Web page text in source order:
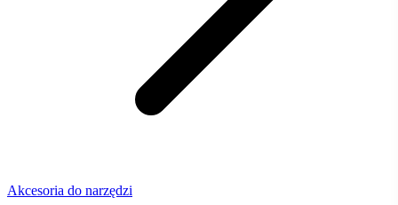
Akcesoria do narzędzi